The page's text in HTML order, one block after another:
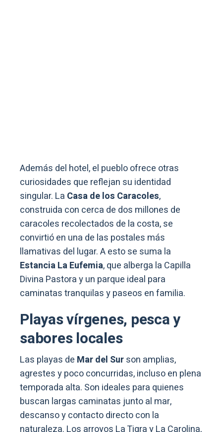
Además del hotel, el pueblo ofrece otras
curiosidades que reflejan su identidad
singular. La Casa de los Caracoles,
construida con cerca de dos millones de
caracoles recolectados de la costa, se
convirtió en una de las postales más
llamativas del lugar. A esto se suma la
Estancia La Eufemia, que alberga la Capilla
Divina Pastora y un parque ideal para
caminatas tranquilas y paseos en familia.
Playas vírgenes, pesca y
sabores locales
Las playas de Mar del Surson amplias,
agrestes y poco concurridas, incluso en plena
temporada alta. Son ideales para quienes
buscan largas caminatas junto al mar,
descanso y contacto directo con la
naturaleza. Los arroyos La Tigra y La Carolina,